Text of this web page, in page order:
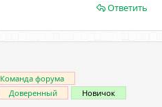
Ответить
Команда форума
Доверенный Новичок